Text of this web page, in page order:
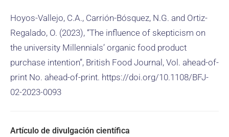
Hoyos-Vallejo, C.A., Carrión-Bósquez, N.G. and Ortiz-
Regalado, O. (2023), “The influence of skepticism on
the university Millennials’ organic food product
purchase intention”, British Food Journal, Vol. ahead-of-
print No. ahead-of-print. https://doi.org/10.1108/BFJ-
02-2023-0093